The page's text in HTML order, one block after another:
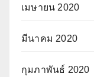
เมษายน 2020
มีนาคม 2020
กุมภาพันธ์ 2020